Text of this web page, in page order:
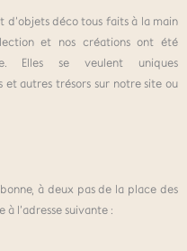
déco tous faits à la main
et nos créations ont été
Elles se veulent uniques
autres trésors sur notre site ou
à deux pas de la place des
l’adresse suivante :